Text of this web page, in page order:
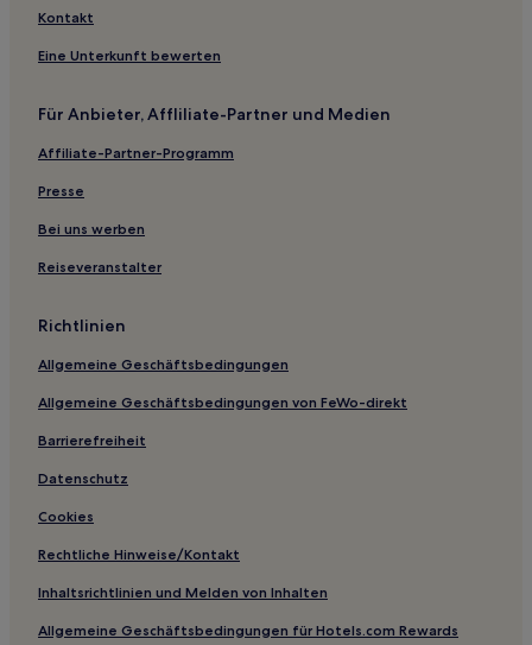
Hotels nahe Ixtapa - Zihuatanejo Intl.
Kontakt
Eine Unterkunft bewerten
Für Anbieter, Affliliate-Partner und Medien
Affiliate-Partner-Programm
Presse
Bei uns werben
Reiseveranstalter
Richtlinien
Allgemeine Geschäftsbedingungen
Allgemeine Geschäftsbedingungen von FeWo-direkt
Barrierefreiheit
Datenschutz
Cookies
Rechtliche Hinweise/Kontakt
Inhaltsrichtlinien und Melden von Inhalten
Allgemeine Geschäftsbedingungen für Hotels.com Rewards